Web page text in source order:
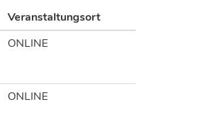
Veranstaltungsort
ONLINE
ONLINE